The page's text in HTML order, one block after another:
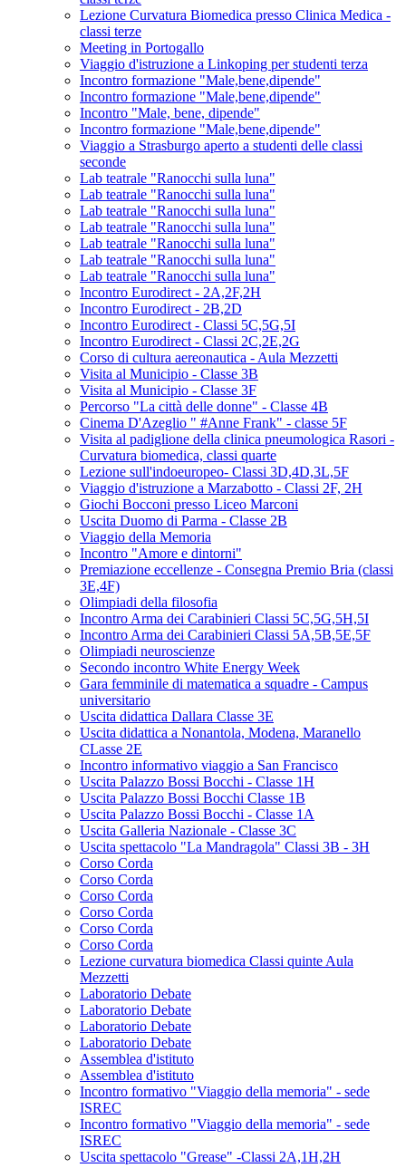
Lezione Curvatura Biomedica presso Clinica Medica -
classi terze
Meeting in Portogallo
Viaggio d'istruzione a Linkoping per studenti terza
Incontro formazione "Male,bene,dipende"
Incontro formazione "Male,bene,dipende"
Incontro "Male, bene, dipende"
Incontro formazione "Male,bene,dipende"
Viaggio a Strasburgo aperto a studenti delle classi
seconde
Lab teatrale "Ranocchi sulla luna"
Lab teatrale "Ranocchi sulla luna"
Lab teatrale "Ranocchi sulla luna"
Lab teatrale "Ranocchi sulla luna"
Lab teatrale "Ranocchi sulla luna"
Lab teatrale "Ranocchi sulla luna"
Lab teatrale "Ranocchi sulla luna"
Incontro Eurodirect - 2A,2F,2H
Incontro Eurodirect - 2B,2D
Incontro Eurodirect - Classi 5C,5G,5I
Incontro Eurodirect - Classi 2C,2E,2G
Corso di cultura aereonautica - Aula Mezzetti
Visita al Municipio - Classe 3B
Visita al Municipio - Classe 3F
Percorso "La città delle donne" - Classe 4B
Cinema D'Azeglio " #Anne Frank" - classe 5F
Visita al padiglione della clinica pneumologica Rasori -
Curvatura biomedica, classi quarte
Lezione sull'indoeuropeo- Classi 3D,4D,3L,5F
Viaggio d'istruzione a Marzabotto - Classi 2F, 2H
Giochi Bocconi presso Liceo Marconi
Uscita Duomo di Parma - Classe 2B
Viaggio della Memoria
Incontro "Amore e dintorni"
Premiazione eccellenze - Consegna Premio Bria (classi
3E,4F)
Olimpiadi della filosofia
Incontro Arma dei Carabinieri Classi 5C,5G,5H,5I
Incontro Arma dei Carabinieri Classi 5A,5B,5E,5F
Olimpiadi neuroscienze
Secondo incontro White Energy Week
Gara femminile di matematica a squadre - Campus
universitario
Uscita didattica Dallara Classe 3E
Uscita didattica a Nonantola, Modena, Maranello
CLasse 2E
Incontro informativo viaggio a San Francisco
Uscita Palazzo Bossi Bocchi - Classe 1H
Uscita Palazzo Bossi Bocchi Classe 1B
Uscita Palazzo Bossi Bocchi - Classe 1A
Uscita Galleria Nazionale - Classe 3C
Uscita spettacolo "La Mandragola" Classi 3B - 3H
Corso Corda
Corso Corda
Corso Corda
Corso Corda
Corso Corda
Corso Corda
Lezione curvatura biomedica Classi quinte Aula
Mezzetti
Laboratorio Debate
Laboratorio Debate
Laboratorio Debate
Laboratorio Debate
Assemblea d'istituto
Assemblea d'istituto
Incontro formativo "Viaggio della memoria" - sede
ISREC
Incontro formativo "Viaggio della memoria" - sede
ISREC
Uscita spettacolo "Grease" -Classi 2A,1H,2H